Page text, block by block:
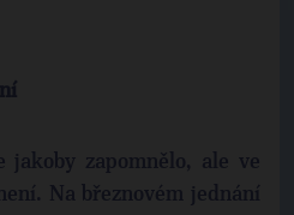
jakoby zapomnělo, ale ve
Na březnovém jednání